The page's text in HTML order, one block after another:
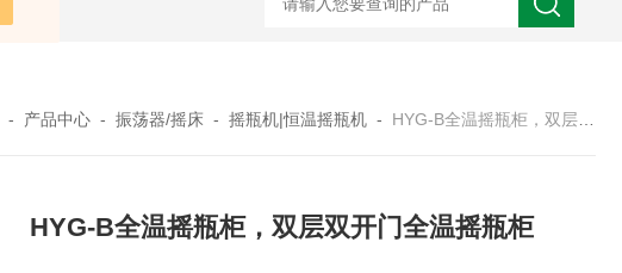
- 产品中心 -振荡器/摇床 -摇瓶机|恒温摇瓶机 - HYG-B全温摇瓶柜，双层双开门全温摇瓶柜
HYG-B全温摇瓶柜，双层双开门全温摇瓶柜